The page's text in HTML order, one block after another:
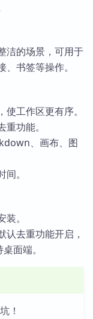
洁的场景，可用于
书签等操作。
使工作区更有序。
功能。
、画布、图
。
。
去重功能开启，
面端。
！